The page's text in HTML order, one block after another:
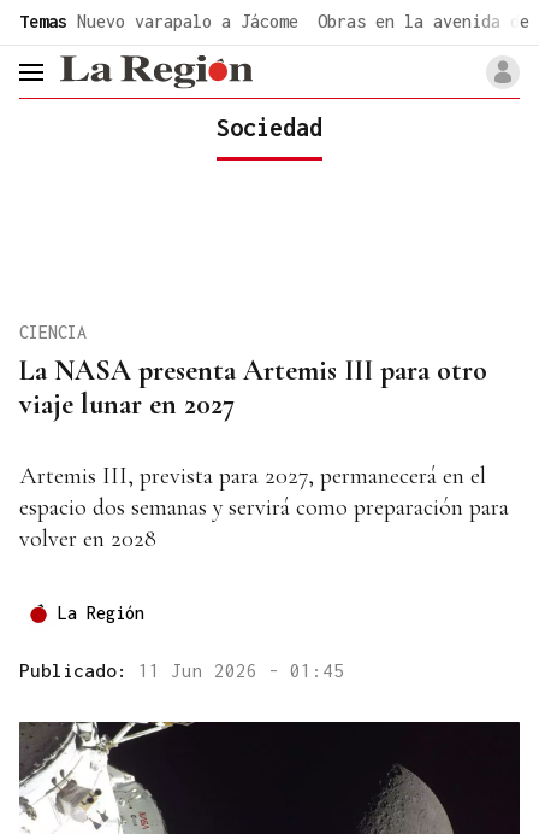
Temas Nuevo varapalo a Jácome Obras en la avenida de
header.menu.open
Sociedad
La NASA presenta Artemis III para otro
viaje lunar en 2027
CIENCIA
Artemis III, prevista para 2027, permanecerá en el
espacio dos semanas y servirá como preparación para
volver en 2028
La Región
Publicado: 11 Jun 2026 - 01:45